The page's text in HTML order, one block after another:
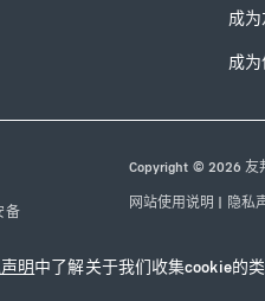
明中了解关于我们收集cookie的
成
成
备
Copyright © 2026 友
网站使用说明 隐私